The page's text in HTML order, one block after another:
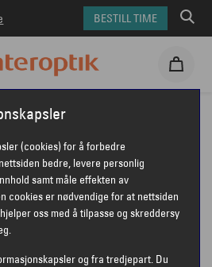
BESTILL TIME
Ford briller
FT6037-B
(cookies) for å forbedre
bedre, levere personlig
samt måle effekten av
cookies er nødvendige for at nettsiden
oss med å tilpasse og skreddersy
og fra tredjepart. Du